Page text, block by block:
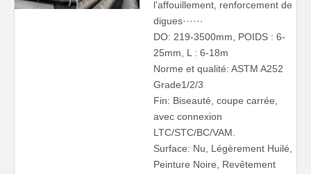
l'affouillement, renforcement de
digues······
DO: 219-3500mm, POIDS : 6-
25mm, L : 6-18m
Norme et qualité: ASTM A252
Grade1/2/3
Fin: Biseauté, coupe carrée,
avec connexion
LTC/STC/BC/VAM.
Surface: Nu, Légèrement Huilé,
Peinture Noire, Revêtement